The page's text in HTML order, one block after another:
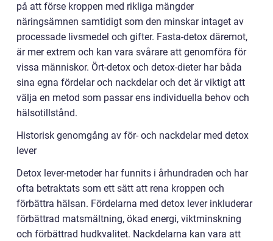
på att förse kroppen med rikliga mängder
näringsämnen samtidigt som den minskar intaget av
processade livsmedel och gifter. Fasta-detox däremot,
är mer extrem och kan vara svårare att genomföra för
vissa människor. Ört-detox och detox-dieter har båda
sina egna fördelar och nackdelar och det är viktigt att
välja en metod som passar ens individuella behov och
hälsotillstånd.
Historisk genomgång av för- och nackdelar med detox
lever
Detox lever-metoder har funnits i århundraden och har
ofta betraktats som ett sätt att rena kroppen och
förbättra hälsan. Fördelarna med detox lever inkluderar
förbättrad matsmältning, ökad energi, viktminskning
och förbättrad hudkvalitet. Nackdelarna kan vara att